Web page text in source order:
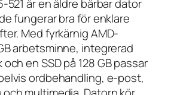
521 är en äldre bärbar dator
fungerar bra för enklare
Med fyrkärnig AMD-
arbetsminne, integrerad
en SSD på 128 GB passar
ordbehandling, e-post,